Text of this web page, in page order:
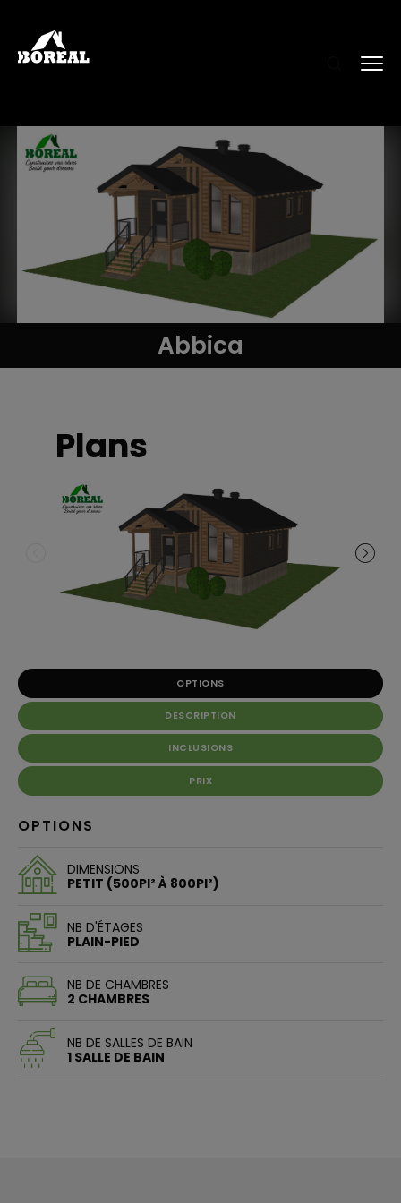
Abbica
Plans
OPTIONS
DESCRIPTION
INCLUSIONS
PRIX
OPTIONS
DIMENSIONS
PETIT (500PI² À 800PI²)
NB D'ÉTAGES
PLAIN-PIED
NB DE CHAMBRES
2 CHAMBRES
NB DE SALLES DE BAIN
1 SALLE DE BAIN